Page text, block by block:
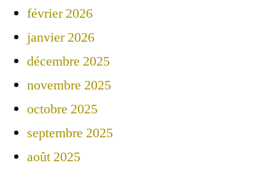
février 2026
janvier 2026
décembre 2025
novembre 2025
octobre 2025
septembre 2025
août 2025